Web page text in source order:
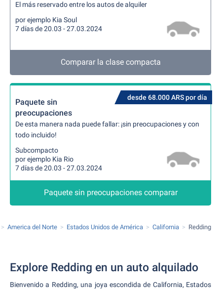
El más reservado entre los autos de alquiler
por ejemplo Kia Soul
7 días de 20.03 - 27.03.2024
Comparar la clase compacta
desde 68.000 ARS por día
Paquete sin
preocupaciones
De esta manera nada puede fallar: ¡sin preocupaciones y con
todo incluido!
Subcompacto
por ejemplo Kia Rio
7 días de 20.03 - 27.03.2024
Paquete sin preocupaciones comparar
America del Norte Estados Unidos de América California Redding
Explore Redding en un auto alquilado
Bienvenido a Redding, una joya escondida de California, Estados